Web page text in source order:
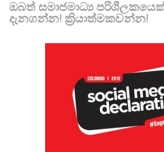
ඔබත් සමාජමාධ්‍ය
දැනගන්න! ක්‍රියාත්මකවන්න!